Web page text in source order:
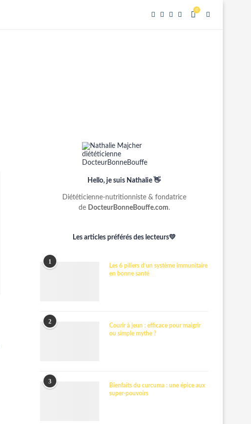
0
Hello, je suis Nathalie 👋
Diététicienne-nutritionniste & fondatrice
de DocteurBonneBouffe.com.
Les articles préférés des lecteurs💛
1
Les 6 piliers d’un système immunitaire
en bonne santé
2
Courir à jeun : efficace pour maigrir
ou simple mythe ?
3
Bienfaits du curcuma : une épice aux
super-pouvoirs